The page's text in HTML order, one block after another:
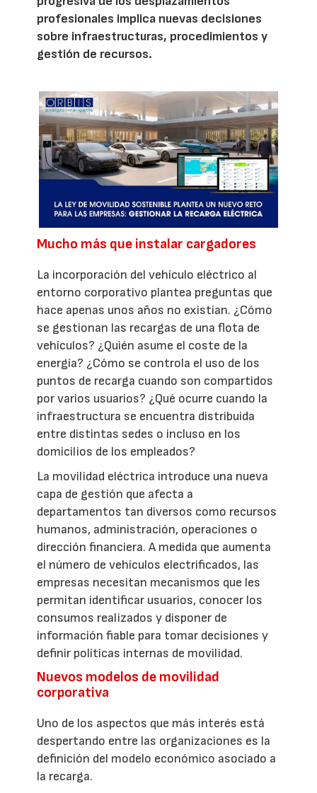
profesionales implica nuevas decisiones
sobre infraestructuras, procedimientos y
gestión de recursos.
Mucho más que instalar cargadores
La incorporación del vehículo eléctrico al
entorno corporativo plantea preguntas que
hace apenas unos años no existían. ¿Cómo
se gestionan las recargas de una flota de
vehículos? ¿Quién asume el coste de la
energía? ¿Cómo se controla el uso de los
puntos de recarga cuando son compartidos
por varios usuarios? ¿Qué ocurre cuando la
infraestructura se encuentra distribuida
entre distintas sedes o incluso en los
domicilios de los empleados?
La movilidad eléctrica introduce una nueva
capa de gestión que afecta a
departamentos tan diversos como recursos
humanos, administración, operaciones o
dirección financiera. A medida que aumenta
el número de vehículos electrificados, las
empresas necesitan mecanismos que les
permitan identificar usuarios, conocer los
consumos realizados y disponer de
información fiable para tomar decisiones y
definir políticas internas de movilidad.
Nuevos modelos de movilidad
corporativa
Uno de los aspectos que más interés está
despertando entre las organizaciones es la
definición del modelo económico asociado a
la recarga.